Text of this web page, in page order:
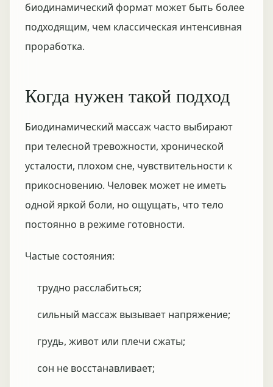
биодинамический формат может быть более
подходящим, чем классическая интенсивная
проработка.
Когда нужен такой подход
Биодинамический массаж часто выбирают
при телесной тревожности, хронической
усталости, плохом сне, чувствительности к
прикосновению. Человек может не иметь
одной яркой боли, но ощущать, что тело
постоянно в режиме готовности.
Частые состояния:
трудно расслабиться;
сильный массаж вызывает напряжение;
грудь, живот или плечи сжаты;
сон не восстанавливает;